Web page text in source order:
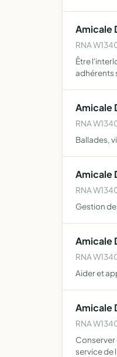
Amicale
RNA
Être
adhérents
Amicale
RNA
Ballades,
Amicale
RNA
Gestion
Amicale
RNA
Aider et
Amicale
RNA
Conserver
service de